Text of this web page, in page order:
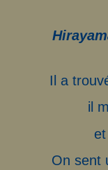
Il a
il
On sent